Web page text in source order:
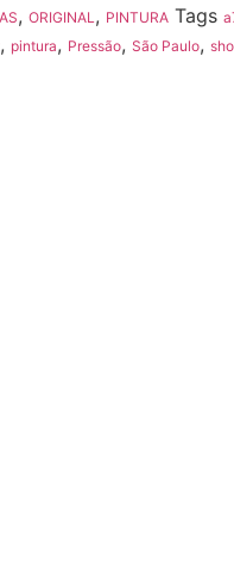
, ORIGINAL, PINTURA Tags
, pintura, Pressão, São Paulo,